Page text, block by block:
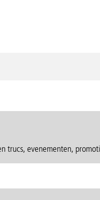
trucs, evenementen,